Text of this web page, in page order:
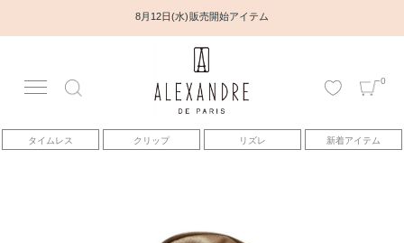
8月12日(水) 販売開始アイテム
0
タイムレス クリップ リズレ 新着アイテム
アカウント
アイテム